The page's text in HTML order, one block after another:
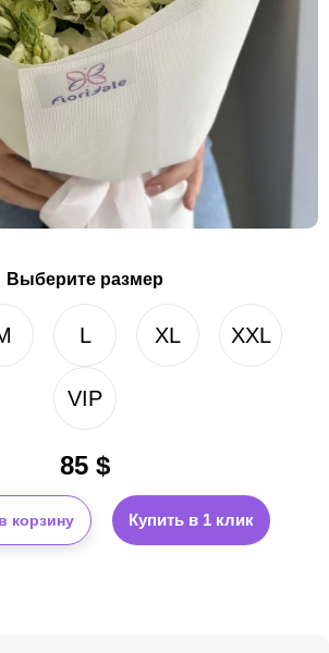
Выберите размер
L XL XXL
VIP
85 $
корзину Купить в 1 клик